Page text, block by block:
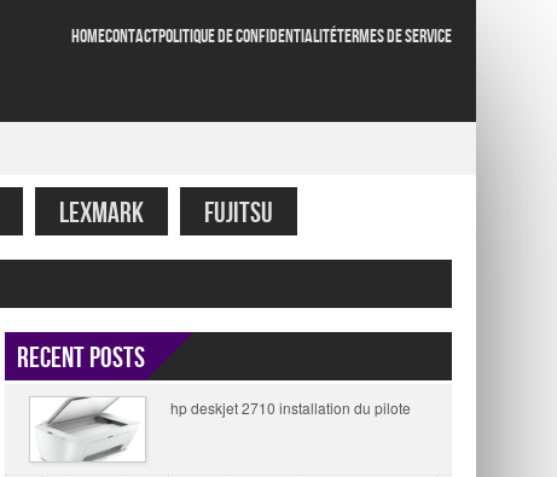
HOMECONTACTPOLITIQUE DE CONFIDENTIALITÉTERMES DE SERVICE
LEXMARK FUJITSU
Recent Posts
hp deskjet 2710 installation du pilote